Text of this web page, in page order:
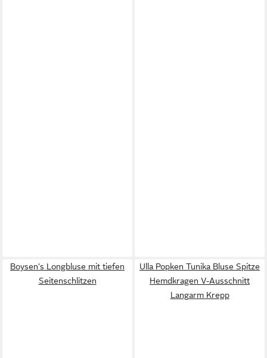
Boysen's Longbluse mit tiefen
Seitenschlitzen
Ulla Popken Tunika Bluse Spitze
Hemdkragen V-Ausschnitt
Langarm Krepp